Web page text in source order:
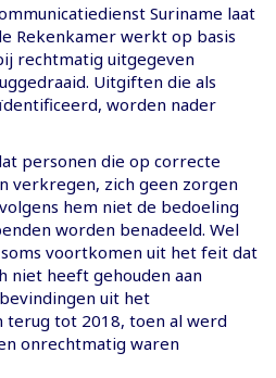
Suriname laat
Rekenkamer werkt op basis
rechtmatig uitgegeven
Uitgiften die als
worden nader
personen die op correcte
verkregen, zich geen zorgen
hem niet de bedoeling
worden benadeeld. Wel
voortkomen uit het feit dat
niet heeft gehouden aan
uit het
terug tot 2018, toen al werd
onrechtmatig waren